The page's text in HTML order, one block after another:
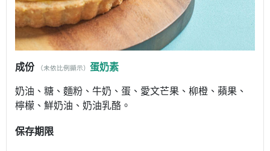
成份 （未依比例顯示） 蛋奶素
奶油、糖、麵粉、牛奶、蛋、愛文芒果、柳橙、蘋果、
檸檬、鮮奶油、奶油乳酪。
保存期限